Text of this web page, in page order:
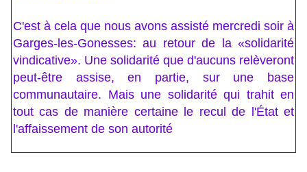
C'est à cela que nous avons assisté mercredi soir à
Garges-les-Gonesses: au retour de la «solidarité
vindicative». Une solidarité que d'aucuns relèveront
peut-être assise, en partie, sur une base
communautaire. Mais une solidarité qui trahit en
tout cas de manière certaine le recul de l'État et
l'affaissement de son autorité